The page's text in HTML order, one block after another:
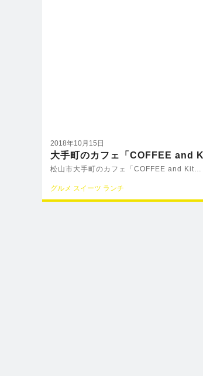
2018年10月15日
大手町のカフェ「COFFEE and
松山市大手町のカフェ「COFFEE and Kit…
グルメ スイーツ ランチ